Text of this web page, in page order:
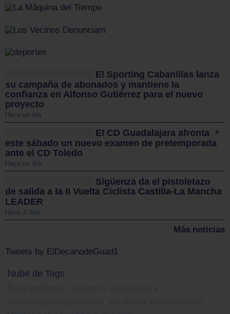
El Sporting Cabanillas lanza
su campaña de abonados y mantiene la
confianza en Alfonso Gutiérrez para el nuevo
proyecto
Hace un día
El CD Guadalajara afronta
este sábado un nuevo examen de pretemporada
ante el CD Toledo
Hace un día
Sigüenza da el pistoletazo
de salida a la II Vuelta Ciclista Castilla-La Mancha
LEADER
Hace 3 días
Más noticias
Tweets by ElDecanodeGuad1
Nube de Tags